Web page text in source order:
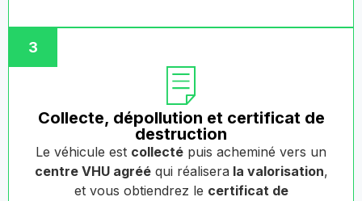
3
Collecte, dépollution et certificat de
destruction
Le véhicule est collecté puis acheminé vers un
centre VHU agrééqui réalisera la valorisation,
et vous obtiendrez le certificat de